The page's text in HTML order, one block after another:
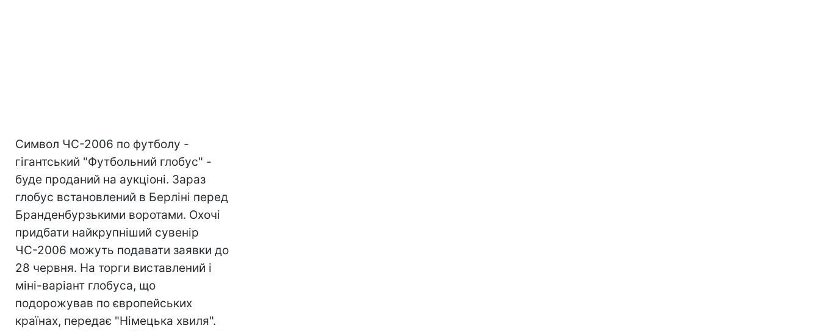
Символ ЧС-2006 по футболу -
гігантський "Футбольний глобус" -
буде проданий на аукціоні. Зараз
глобус встановлений в Берліні перед
Бранденбурзькими воротами. Охочі
придбати найкрупніший сувенір
ЧС-2006 можуть подавати заявки до
28 червня. На торги виставлений і
міні-варіант глобуса, що
подорожував по європейських
країнах, передає "Німецька хвиля".